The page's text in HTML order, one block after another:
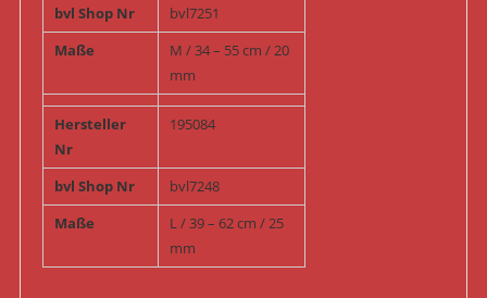
bvl Shop Nr
bvl7251
Maße
M / 34 – 55 cm / 20
mm
Hersteller
Nr
195084
bvl Shop Nr
bvl7248
Maße
L / 39 – 62 cm / 25
mm